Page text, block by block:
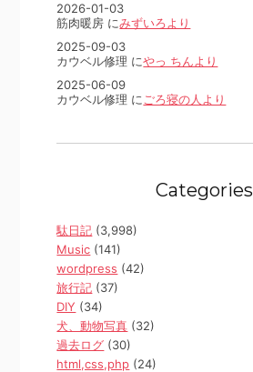
2026-01-03
筋肉暖房 にみずいろより
2025-09-03
カウベル修理 にやっ ちんより
2025-06-09
カウベル修理 に ごろ寝の人より
Categories
駄日記 (3,998)
Music (141)
wordpress (42)
旅行記 (37)
DIY (34)
犬、動物写真 (32)
過去ログ (30)
html,css,php (24)